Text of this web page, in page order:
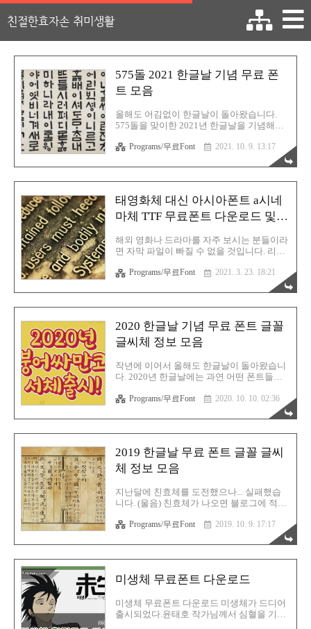
친절한효자손 취미생활
575돌 2021 한글날 기념 무료 폰
트 모음
올해도 어김없이 한글날이 돌아왔습니다.
575돌을 맞이한 2021년 한글날을 기념해서
료 폰트를 배포하고 있습니다. 어떤 폰트들
이 있는지 검색해 보았고 그 정보들을 본 페
이지에 하나로 모았습니다. 올해 한글날부터
는 무료 폰트를 링크 형태로만 간략하게 작
꼴에 대한 미리보기 및 설명이 충분히 되어
있는데다 여러분들께서 원하는건 글꼴 파일
아니겠습니까? 그러므로 간략히 링크만 걸
어두겠으니 편하게 이동하시어 정보를 얻으
시기 바랍니다. 2021 한글날 무료 글꼴 상업
적으로 사용해도 저작권 문제가 없는 폰트입
니다. 링크를 방문하시어 다운로드 받으시면
됩니다. 네이버 마루부리 완성 서체 네이버
한글한글 아름답게 6만여 명의 사용자와 만
Programs/무료Font 2021. 10. 9. 13:17
태영화체 대신 아시아폰트 a시네
마체 TTF 무료폰트 다운로드 및
해외 영화나 드라마를 자주 보시는 분들이라
면 자막 파일이 빠질 수 없을 것입니다. 리스
적으로 1개국어를 구사하는 저로서는 자막
은 필수입니다. 최근에 지인으로부터 태영화
체에 대한 이야기를 들었습니다. 자막 폰트
중 가장 잘 어울리는 글꼴이라고 하는데 실
다. 하지만 이 폰트는 유료입니다. 혹시 무료
폰트 중 태영화체랑 거의 흡사한 글씨체가
있을까 싶어서 검색해보니 a시네마체가 가
장 비슷하다는걸 파악하게 되었습니다. 더욱
이 이 폰트는 무료입니다. 부담없이 비사업
적용도로 사용 가능한 글꼴인 것입니다. a시
네마체 배포 페이지 a시네마 폰트는 아시아
폰트라고 하는 웹페이지에서 다운로드 가능
합니다. 단독 TTF 파일로 다운로드는 불가능
Programs/무료Font 2021. 3. 23. 18:21
2020 한글날 기념 무료 폰트 글꼴
글씨체 정보 모음
작년에 이어서 올해도 한글날이 돌아왔습니
다. 2020년 한글날에는 과연 어떤 폰트들이
다. 빙그레 붕어싸만코 서체 귀여운 폰트네
요. 빙그레에서 출시한 붕어싸만코 폰트입니
다. 동글동글한것이 상당히 앙증맞고 귀엽습
니다. 현재 빙그레 홈페이지에서 다운로드
라(Kotra)는 대한무역투자진흥공사입니다.
코트라에서 2020년 한글날을 맞아 힘이 넘쳐
보이는 폰트를 배포했습니다. 딱 보시면 열
정 넘치는 폰트라는걸 확인 할 수 있을 것입
니다. 코트라 볼드체, 고딕체, 손글씨체 3종
이 있습니다. 바로가기 공게임즈 이사만루체
공게임즈와 폰트릭스가 힘을 합쳐 이사만루
체를 제작했습니다. 바로가기 세븐일레븐 김
좌진장군 서체 세븐일레븐에서도 폰트를..
Programs/무료Font 2020. 10. 10. 02:36
2019 한글날 무료 폰트 글꼴 글씨
체 정보 모음
지난달에 친효체를 도전했으나... 실패했습
니다. (울음) 친효체가 나오면 블로그에 적용
아니면 정말 제 글씨가 못쓸 글씨여서 탈락
했을 수도 있구요. 뭐 그렇습니다. 그냥 알고
리즘을 무료 배포해서 내 손글씨, 내가 사용
하도록 만들어 주시면 좋겠는데 말입니다.
무료 폰트들이 배포되었습니다. 이 글은 정
될 것 입니다. 피시가 포맷되어 자료가 사라
지거나 백업은 해 뒀는데 까먹고 못찾는 경
Programs/무료Font 2019. 10. 9. 17:17
미생체 무료폰트 다운로드
미생체 무료폰트 다운로드 미생체가 드디어
출시되었다.윤태호 작가님께서 심혈을 기울